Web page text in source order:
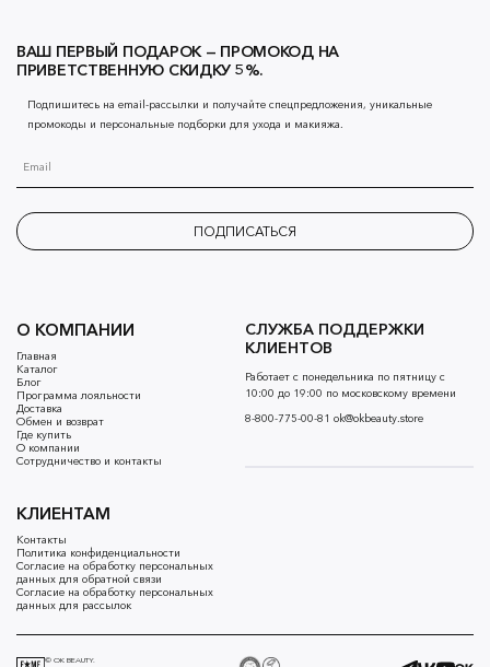
О КОМПАНИИ
Главная
Каталог
Блог
Программа лояльности
Доставка
Обмен и возврат
Где купить
О компании
Сотрудничество и контакты
КЛИЕНТАМ
Контакты
Политика конфиденциальности
Согласие на обработку персональных
данных для обратной связи
Согласие на обработку персональных
данных для рассылок
СЛУЖБА ПОДДЕРЖКИ
КЛИЕНТОВ
Работает с понедельника по пятницу с
10:00 до 19:00 по московскому времени
8-800-775-00-81 ok@okbeauty.store
ВАШ ПЕРВЫЙ ПОДАРОК — ПРОМОКОД НА
ПРИВЕТСТВЕННУЮ СКИДКУ 5%.
Подпишитесь на email-рассылки и получайте спецпредложения, уникальные
промокоды и персональные подборки для ухода и макияжа.
ПОДПИСАТЬСЯ
© OK BEAUTY.